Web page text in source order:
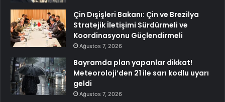
Çin Dışişleri Bakanı: Çin ve Brezilya
Stratejik İletişimi Sürdürmeli ve
Koordinasyonu Güçlendirmeli
Ağustos 7, 2026
Bayramda plan yapanlar dikkat!
Meteoroloji’den 21 ile sarı kodlu uyarı
geldi
Ağustos 7, 2026